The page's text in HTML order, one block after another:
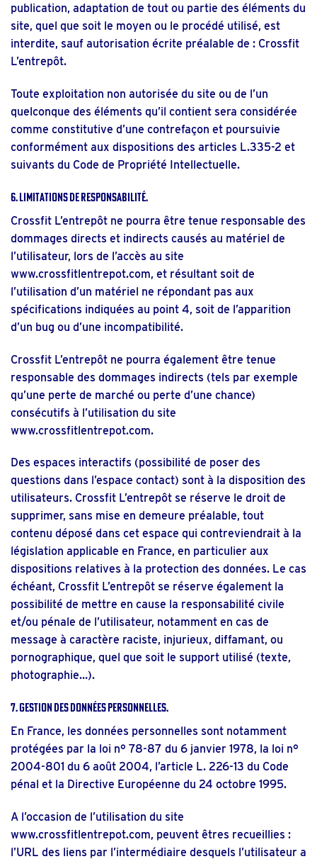
publication, adaptation de tout ou partie des éléments du
site, quel que soit le moyen ou le procédé utilisé, est
interdite, sauf autorisation écrite préalable de : Crossfit
L’entrepôt.
Toute exploitation non autorisée du site ou de l’un
quelconque des éléments qu’il contient sera considérée
comme constitutive d’une contrefaçon et poursuivie
conformément aux dispositions des articles L.335-2 et
suivants du Code de Propriété Intellectuelle.
6. Limitations de responsabilité.
Crossfit L’entrepôt ne pourra être tenue responsable des
dommages directs et indirects causés au matériel de
l’utilisateur, lors de l’accès au site
www.crossfitlentrepot.com, et résultant soit de
l’utilisation d’un matériel ne répondant pas aux
spécifications indiquées au point 4, soit de l’apparition
d’un bug ou d’une incompatibilité.
Crossfit L’entrepôt ne pourra également être tenue
responsable des dommages indirects (tels par exemple
qu’une perte de marché ou perte d’une chance)
consécutifs à l’utilisation du site
www.crossfitlentrepot.com.
Des espaces interactifs (possibilité de poser des
questions dans l’espace contact) sont à la disposition des
utilisateurs. Crossfit L’entrepôt se réserve le droit de
supprimer, sans mise en demeure préalable, tout
contenu déposé dans cet espace qui contreviendrait à la
législation applicable en France, en particulier aux
dispositions relatives à la protection des données. Le cas
échéant, Crossfit L’entrepôt se réserve également la
possibilité de mettre en cause la responsabilité civile
et/ou pénale de l’utilisateur, notamment en cas de
message à caractère raciste, injurieux, diffamant, ou
pornographique, quel que soit le support utilisé (texte,
photographie…).
7. Gestion des données personnelles.
En France, les données personnelles sont notamment
protégées par la loi n° 78-87 du 6 janvier 1978, la loi n°
2004-801 du 6 août 2004, l’article L. 226-13 du Code
pénal et la Directive Européenne du 24 octobre 1995.
A l’occasion de l’utilisation du site
www.crossfitlentrepot.com, peuvent êtres recueillies :
l’URL des liens par l’intermédiaire desquels l’utilisateur a